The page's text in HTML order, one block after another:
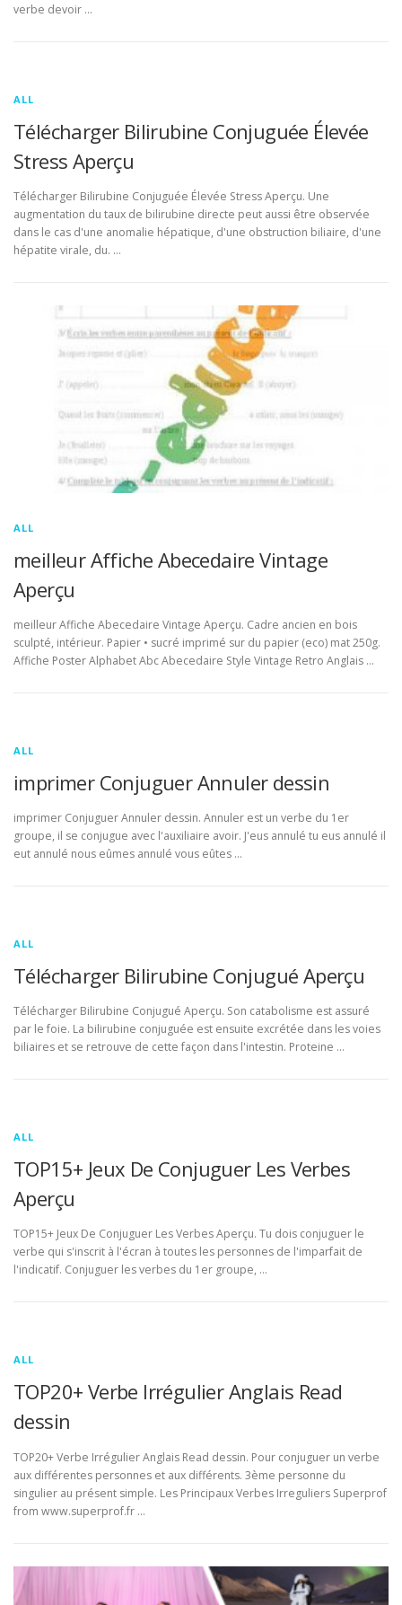
verbe devoir …
ALL
Télécharger Bilirubine Conjuguée Élevée
Stress Aperçu
Télécharger Bilirubine Conjuguée Élevée Stress Aperçu. Une
augmentation du taux de bilirubine directe peut aussi être observée
dans le cas d'une anomalie hépatique, d'une obstruction biliaire, d'une
hépatite virale, du. …
ALL
meilleur Affiche Abecedaire Vintage
Aperçu
meilleur Affiche Abecedaire Vintage Aperçu. Cadre ancien en bois
sculpté, intérieur. Papier • sucré imprimé sur du papier (eco) mat 250g.
Affiche Poster Alphabet Abc Abecedaire Style Vintage Retro Anglais …
ALL
imprimer Conjuguer Annuler dessin
imprimer Conjuguer Annuler dessin. Annuler est un verbe du 1er
groupe, il se conjugue avec l'auxiliaire avoir. J'eus annulé tu eus annulé il
eut annulé nous eûmes annulé vous eûtes …
ALL
Télécharger Bilirubine Conjugué Aperçu
Télécharger Bilirubine Conjugué Aperçu. Son catabolisme est assuré
par le foie. La bilirubine conjuguée est ensuite excrétée dans les voies
biliaires et se retrouve de cette façon dans l'intestin. Proteine …
ALL
TOP15+ Jeux De Conjuguer Les Verbes
Aperçu
TOP15+ Jeux De Conjuguer Les Verbes Aperçu. Tu dois conjuguer le
verbe qui s'inscrit à l'écran à toutes les personnes de l'imparfait de
l'indicatif. Conjuguer les verbes du 1er groupe, …
ALL
TOP20+ Verbe Irrégulier Anglais Read
dessin
TOP20+ Verbe Irrégulier Anglais Read dessin. Pour conjuguer un verbe
aux différentes personnes et aux différents. 3ème personne du
singulier au présent simple. Les Principaux Verbes Irreguliers Superprof
from www.superprof.fr …